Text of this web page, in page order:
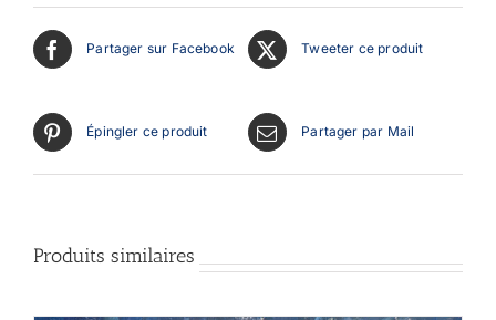
Partager sur Facebook Tweeter ce produit
Épingler ce produit Partager par Mail
Produits similaires